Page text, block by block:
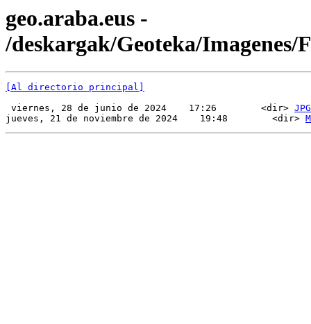
geo.araba.eus -
/deskargak/Geoteka/Imagenes/
[Al directorio principal]
viernes, 28 de junio de 2024    17:26        <dir> JPG
jueves, 21 de noviembre de 2024    19:48        <dir>